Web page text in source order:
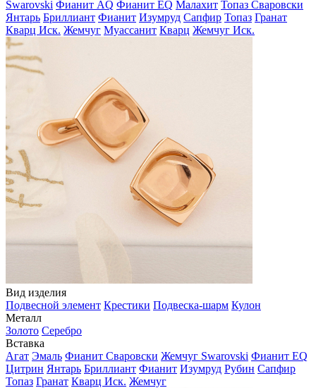
Swarovski Фианит AQ Фианит EQ Малахит Топаз Сваровски
Янтарь Бриллиант Фианит Изумруд Сапфир Топаз Гранат
Кварц Иск. Жемчуг Муассанит Кварц Жемчуг Иск.
Вид изделия
Подвесной элемент Крестики Подвеска-шарм Кулон
Металл
Золото Серебро
Вставка
Агат Эмаль Фианит Сваровски Жемчуг Swarovski Фианит EQ
Цитрин Янтарь Бриллиант Фианит Изумруд Рубин Сапфир
Топаз Гранат Кварц Иск. Жемчуг